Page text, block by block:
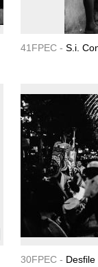
41FPEC - S.i.
30FPEC -